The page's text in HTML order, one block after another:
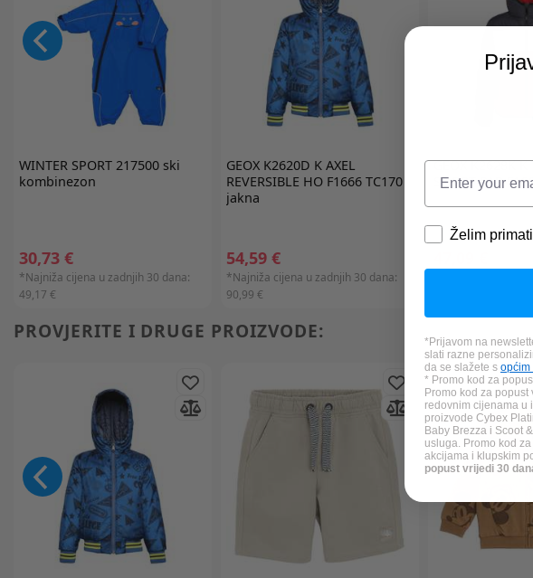
WINTER SPORT217500 ski
kombinezon
30,73 €
*Najniža cijena u zadnjih 30 dana:
49,17 €
GEOX K2620D K AXEL
REVERSIBLE HO F1666 TC170
jakna
54,59 €
*Najniža cijena u zadnjih 30 dana:
90,99 €
GEOXK2628K K
SHORT PAR
PROVJERITE I DRUGE PROIZVODE:
Želim
*Prijavom na
slati razne
da se slažete s općim
* Promo kod za
Promo kod za
redovnim cijenama u
proizvode Cybex
Baby Brezza i Scoot
usluga. Promo kod
akcijama i klupskim
popust vrijedi 30